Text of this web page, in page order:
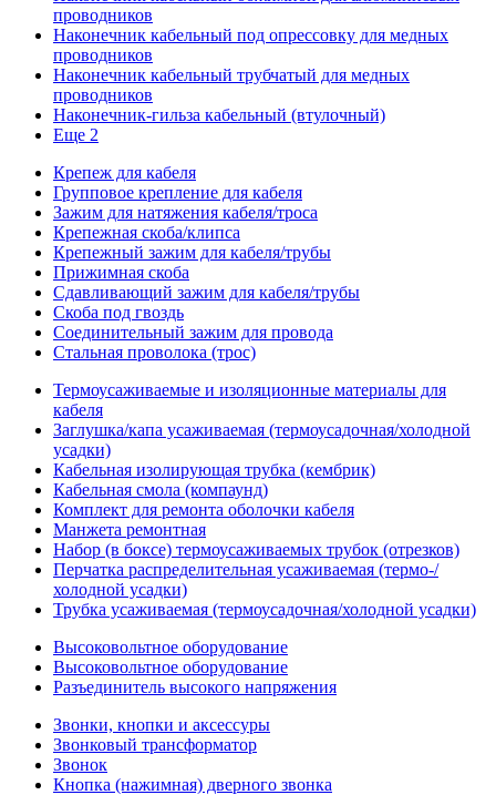
проводников
Наконечник кабельный под опрессовку для медных
проводников
Наконечник кабельный трубчатый для медных
проводников
Наконечник-гильза кабельный (втулочный)
Еще 2
Крепеж для кабеля
Групповое крепление для кабеля
Зажим для натяжения кабеля/троса
Крепежная скоба/клипса
Крепежный зажим для кабеля/трубы
Прижимная скоба
Сдавливающий зажим для кабеля/трубы
Скоба под гвоздь
Соединительный зажим для провода
Стальная проволока (трос)
Термоусаживаемые и изоляционные материалы для
кабеля
Заглушка/капа усаживаемая (термоусадочная/холодной
усадки)
Кабельная изолирующая трубка (кембрик)
Кабельная смола (компаунд)
Комплект для ремонта оболочки кабеля
Манжета ремонтная
Набор (в боксе) термоусаживаемых трубок (отрезков)
Перчатка распределительная усаживаемая (термо-/
холодной усадки)
Трубка усаживаемая (термоусадочная/холодной усадки)
Высоковольтное оборудование
Высоковольтное оборудование
Разъединитель высокого напряжения
Звонки, кнопки и аксессуры
Звонковый трансформатор
Звонок
Кнопка (нажимная) дверного звонка